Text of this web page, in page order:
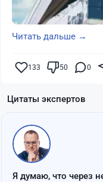
Читать дальше →
133 50 0
Цитаты экспертов
Я думаю, что через